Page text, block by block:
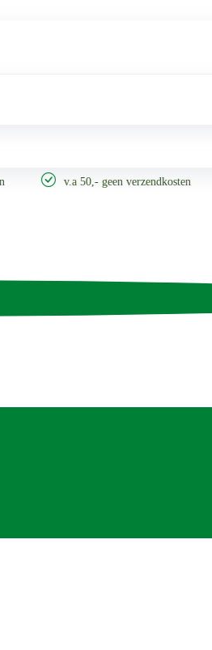
v.a 50,- geen verzendkosten